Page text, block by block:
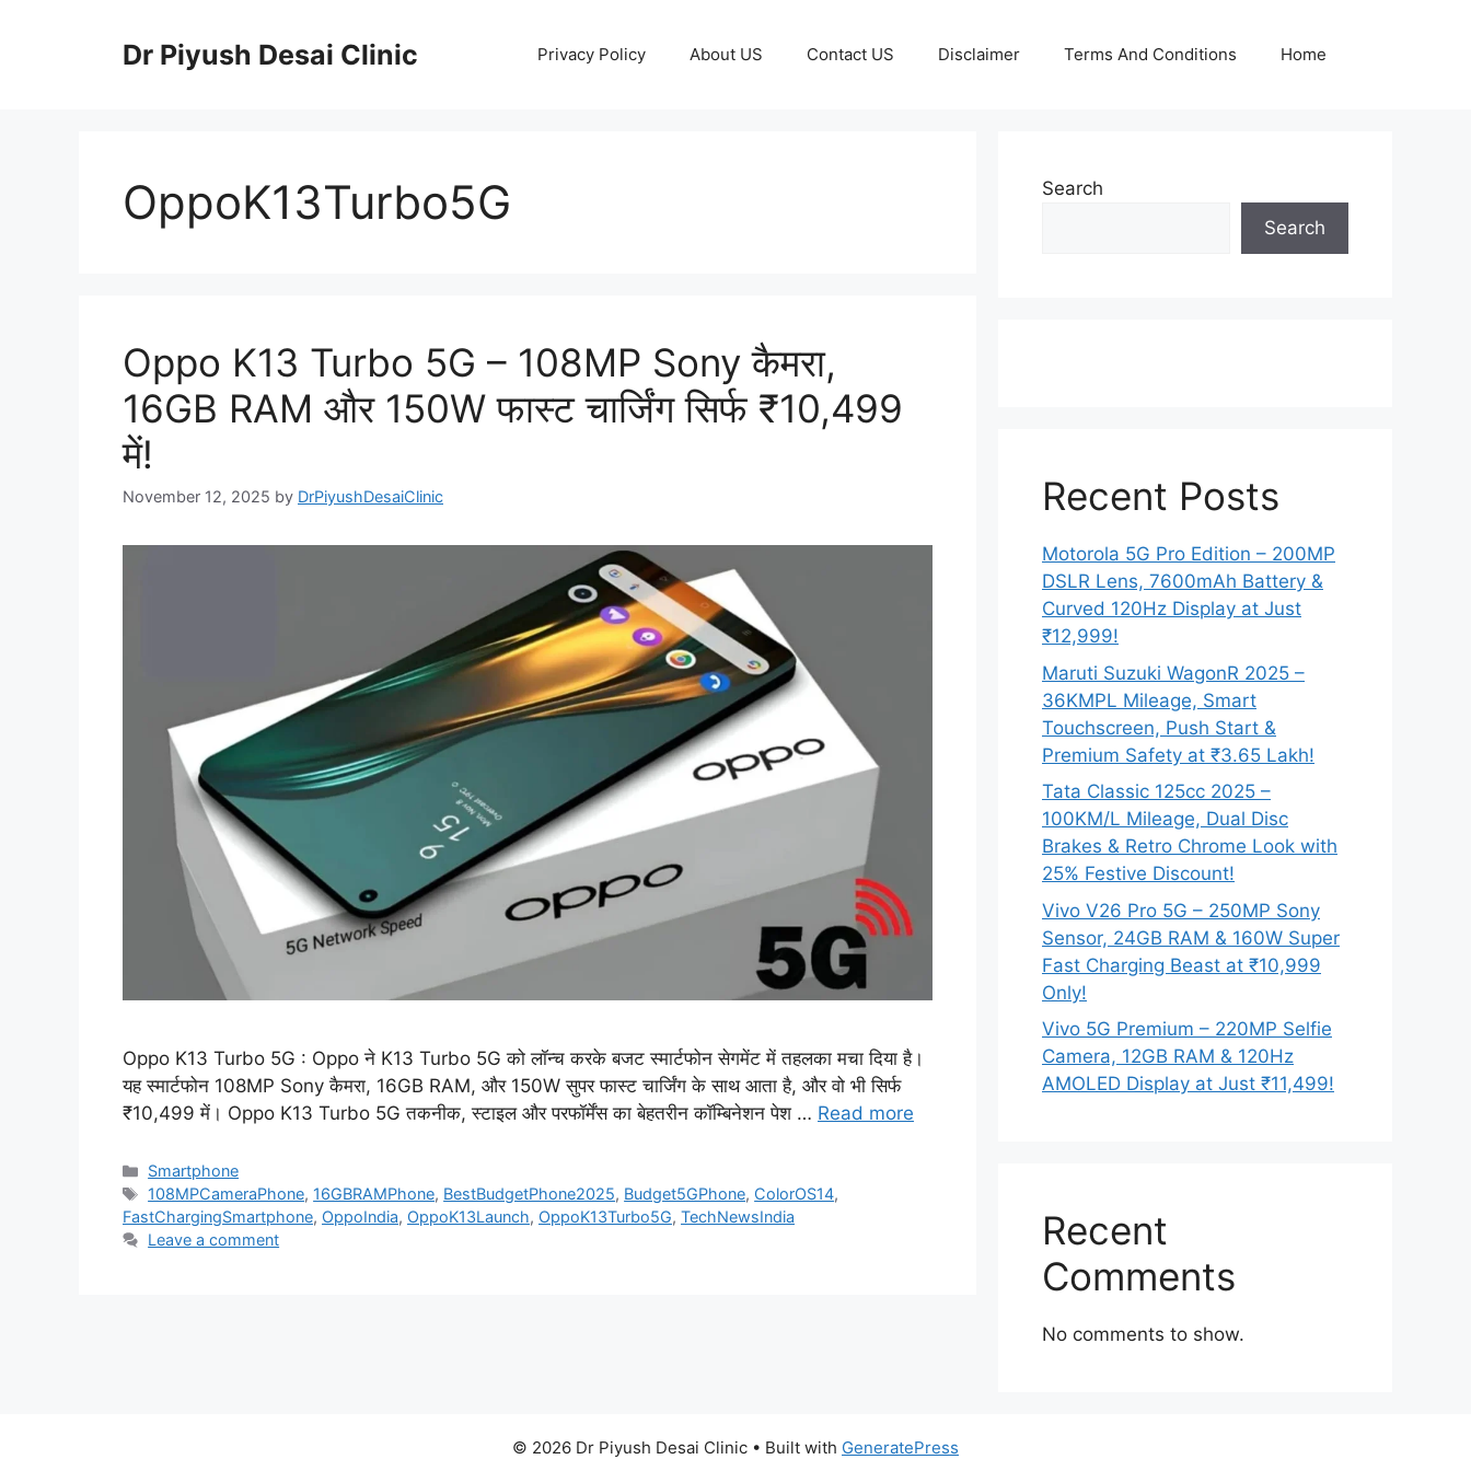
Dr Piyush Desai Clinic Privacy Policy About US Contact US Disclaimer Terms And Conditions Home
OppoK13Turbo5G
Oppo K13 Turbo 5G – 108MP Sony कैमरा,
16GB RAM और 150W फास्ट चार्जिंग सिर्फ ₹10,499
में!
November 12, 2025 by DrPiyushDesaiClinic
Oppo K13 Turbo 5G : Oppo ने K13 Turbo 5G को लॉन्च करके बजट स्मार्टफोन सेगमेंट में तहलका मचा दिया है।
यह स्मार्टफोन 108MP Sony कैमरा, 16GB RAM, और 150W सुपर फास्ट चार्जिंग के साथ आता है, और वो भी सिर्फ
₹10,499 में। Oppo K13 Turbo 5G तकनीक, स्टाइल और परफॉर्मेंस का बेहतरीन कॉम्बिनेशन पेश … Read more
Categories
Smartphone
Tags
108MPCameraPhone, 16GBRAMPhone, BestBudgetPhone2025, Budget5GPhone, ColorOS14,
FastChargingSmartphone, OppoIndia, OppoK13Launch, OppoK13Turbo5G, TechNewsIndia
Leave a comment
Search
Search
Recent Posts
Motorola 5G Pro Edition – 200MP
DSLR Lens, 7600mAh Battery &
Curved 120Hz Display at Just
₹12,999!
Maruti Suzuki WagonR 2025 –
36KMPL Mileage, Smart
Touchscreen, Push Start &
Premium Safety at ₹3.65 Lakh!
Tata Classic 125cc 2025 –
100KM/L Mileage, Dual Disc
Brakes & Retro Chrome Look with
25% Festive Discount!
Vivo V26 Pro 5G – 250MP Sony
Sensor, 24GB RAM & 160W Super
Fast Charging Beast at ₹10,999
Only!
Vivo 5G Premium – 220MP Selfie
Camera, 12GB RAM & 120Hz
AMOLED Display at Just ₹11,499!
Recent
Comments
No comments to show.
© 2026 Dr Piyush Desai Clinic • Built with GeneratePress